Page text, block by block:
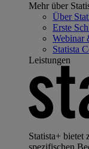
Mehr über
Über
Erste
Webinar
Statista
Leistungen
Statista+ bietet
spezifischen